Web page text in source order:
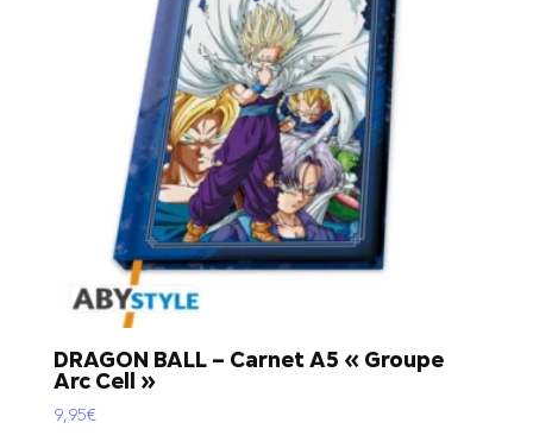
DRAGON BALL – Carnet A5 « Groupe
Arc Cell »
9,95€